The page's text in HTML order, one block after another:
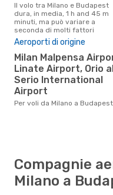
Il volo tra Milano e Budapest
dura, in media, 1 h and 45 m
minuti, ma può variare a
seconda di molti fattori
Aeroporti di origine
Milan Malpensa Airport,
Linate Airport, Orio
Serio International
Airport
Per voli da Milano a Budapest
Compagnie
Milano a